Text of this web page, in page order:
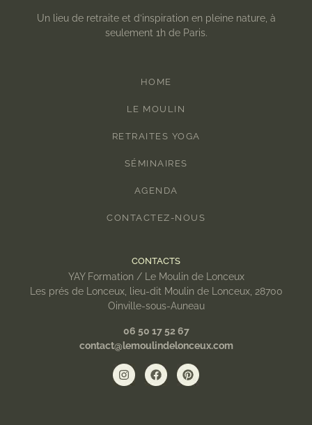
Un lieu de retraite et d’inspiration en pleine nature, à
seulement 1h de Paris.
HOME
LE MOULIN
RETRAITES YOGA
SÉMINAIRES
AGENDA
CONTACTEZ-NOUS
CONTACTS
YAY Formation / Le Moulin de Lonceux
Les prés de Lonceux, lieu-dit Moulin de Lonceux, 28700
Oinville-sous-Auneau
06 50 17 52 67
contact@lemoulindelonceux.com